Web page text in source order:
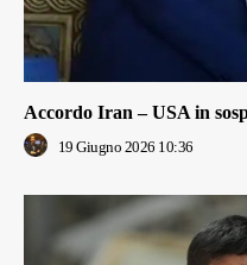
Accordo Iran – USA in
19 Giugno 2026 10:36